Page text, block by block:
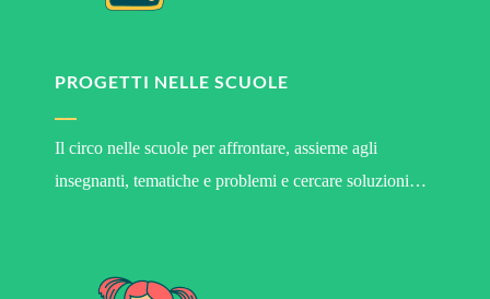
PROGETTI NELLE SCUOLE
Il circo nelle scuole per affrontare, assieme agli
insegnanti, tematiche e problemi e cercare soluzioni…